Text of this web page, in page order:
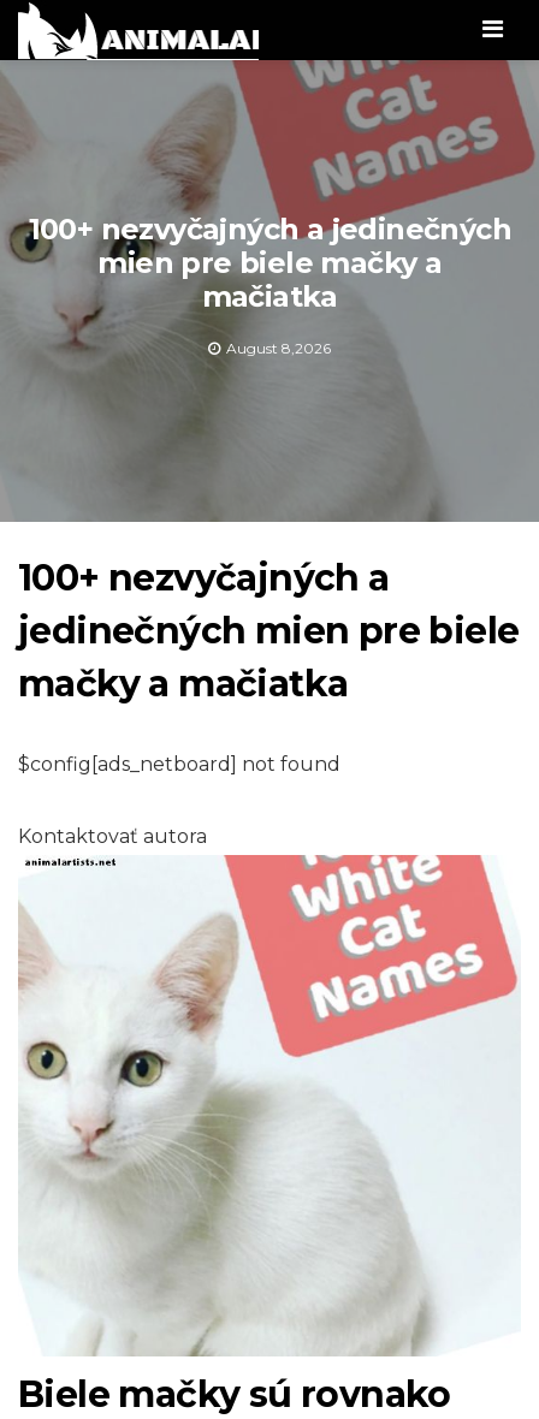
100+ nezvyčajných a jedinečných
mien pre biele mačky a
mačiatka
August 8,2026
100+ nezvyčajných a
jedinečných mien pre biele
mačky a mačiatka
$config[ads_netboard] not found
Kontaktovať autora
Biele mačky sú rovnako